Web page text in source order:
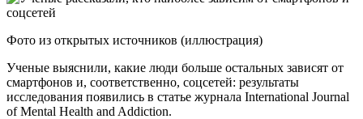
Фото из открытых источников (иллюстрация)
Ученые выяснили, какие люди больше остальных зависят от
смартфонов и, соответственно, соцсетей: результаты
исследования появились в статье журнала International Journal
of Mental Health and Addiction.